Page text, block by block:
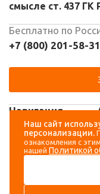
Навигация
Каталог
О компании
Доставка и оплата
смысле ст. 437 ГК
Бесплатно по
+7 (800) 201-58-31
Наш сайт
персонализации.
ознакомления с
нашей Политикой